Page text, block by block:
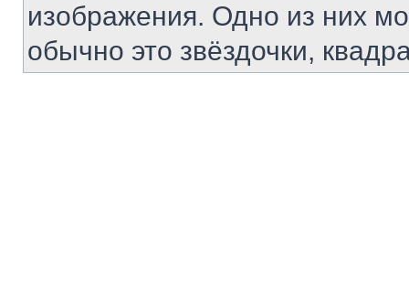
изображения. Одно из них
обычно это звёздочки,